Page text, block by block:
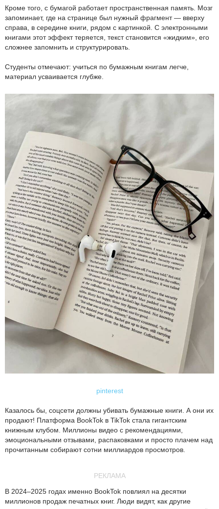
Кроме того, с бумагой работает пространственная память. Мозг
запоминает, где на странице был нужный фрагмент — вверху
справа, в середине книги, рядом с картинкой. С электронными
книгами этот эффект теряется, текст становится «жидким», его
сложнее запомнить и структурировать.
Студенты отмечают: учиться по бумажным книгам легче,
материал усваивается глубже.
pinterest
Казалось бы, соцсети должны убивать бумажные книги. А они их
продают! Платформа BookTok в TikTok стала гигантским
книжным клубом. Миллионы видео с рекомендациями,
эмоциональными отзывами, распаковками и просто плачем над
прочитанным собирают сотни миллиардов просмотров.
РЕКЛАМА
В 2024–2025 годах именно BookTok повлиял на десятки
миллионов продаж печатных книг. Люди видят, как другие